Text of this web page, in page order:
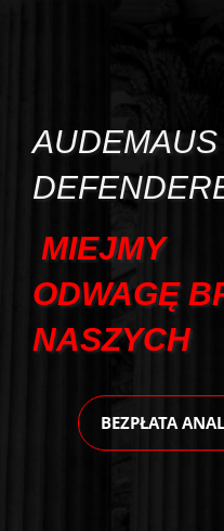
MIEJMY
ODWAGĘ
NASZYCH
BEZPŁATA